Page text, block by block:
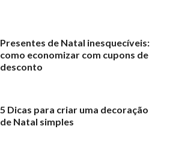
Presentes de Natal inesquecíveis:
como economizar com cupons de
desconto
5 Dicas para criar uma decoração
de Natal simples